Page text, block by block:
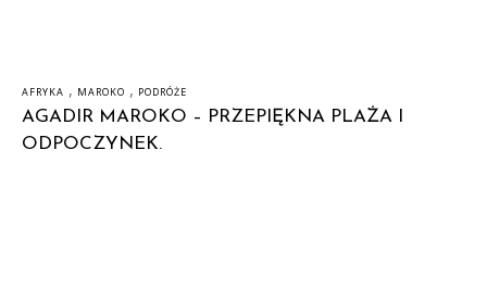
AFRYKA , MAROKO , PODRÓŻE
AGADIR MAROKO – PRZEPIĘKNA PLAŻA I
ODPOCZYNEK.